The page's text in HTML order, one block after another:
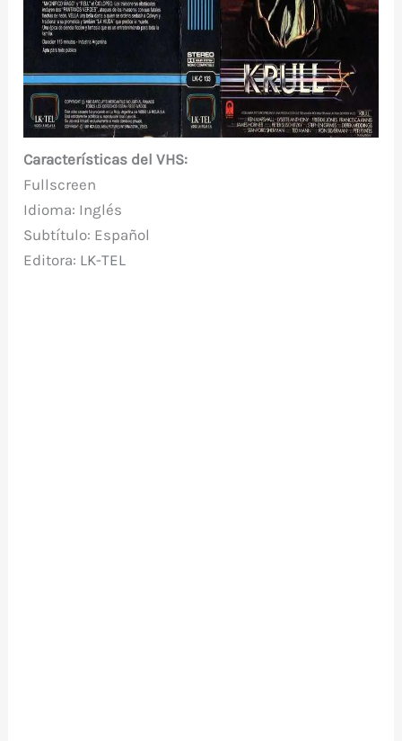
Características del VHS:
Fullscreen
Idioma: Inglés
Subtítulo: Español
Editora: LK-TEL